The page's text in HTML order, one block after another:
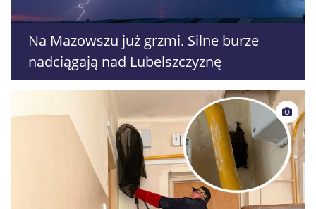
Na Mazowszu już grzmi. Silne burze
nadciągają nad Lubelszczyznę